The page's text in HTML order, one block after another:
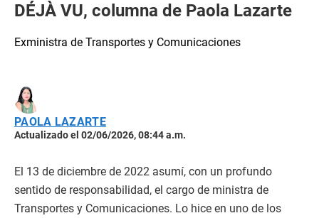
DÉJÀ VU, columna de Paola Lazarte
Exministra de Transportes y Comunicaciones
PAOLA LAZARTE
Actualizado el 02/06/2026, 08:44 a.m.
El 13 de diciembre de 2022 asumí, con un profundo
sentido de responsabilidad, el cargo de ministra de
Transportes y Comunicaciones. Lo hice en uno de los